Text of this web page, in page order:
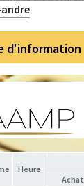
d'information
Heure
Achat